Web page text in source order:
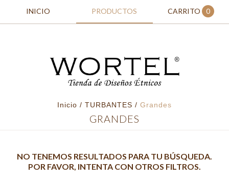
INICIO PRODUCTOS CARRITO 0
Inicio / TURBANTES / Grandes
GRANDES
NO TENEMOS RESULTADOS PARA TU BÚSQUEDA.
POR FAVOR, INTENTA CON OTROS FILTROS.